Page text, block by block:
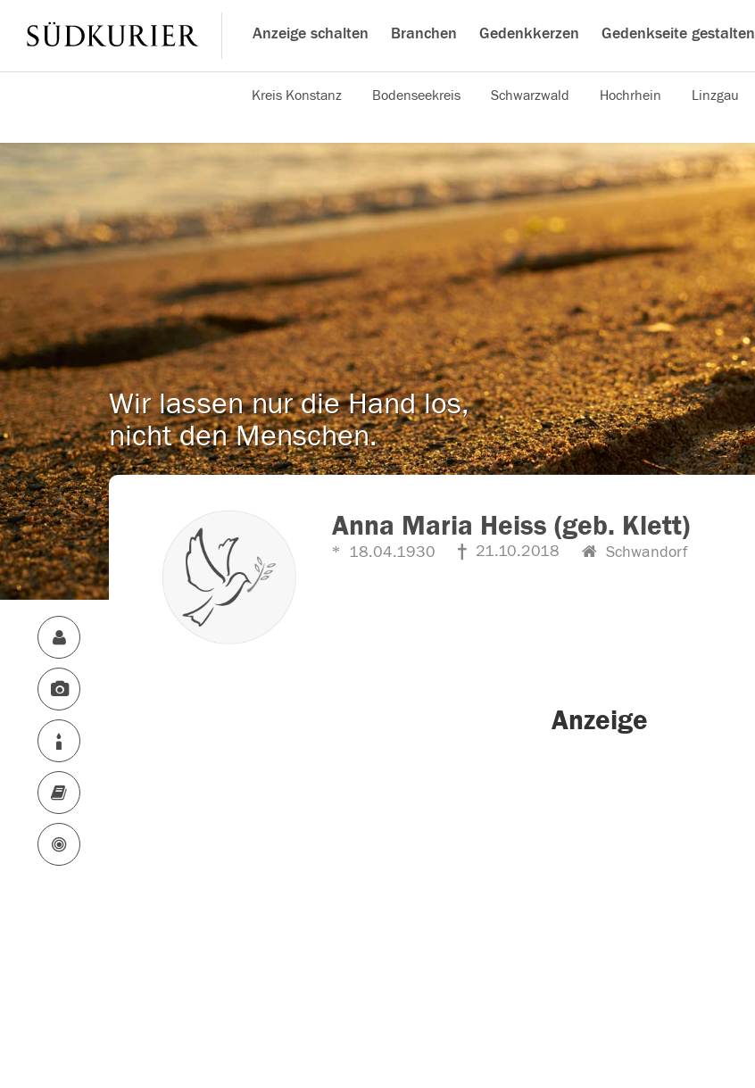
Anzeige schalten Branchen Gedenkkerzen Gedenkseite gestalten
Kreis Konstanz Bodenseekreis Schwarzwald Hochrhein Linzgau
Wir lassen nur die Hand los,
nicht den Menschen.
Anna Maria Heiss (geb. Klett)
18.04.1930 21.10.2018 Schwandorf
Anzeige